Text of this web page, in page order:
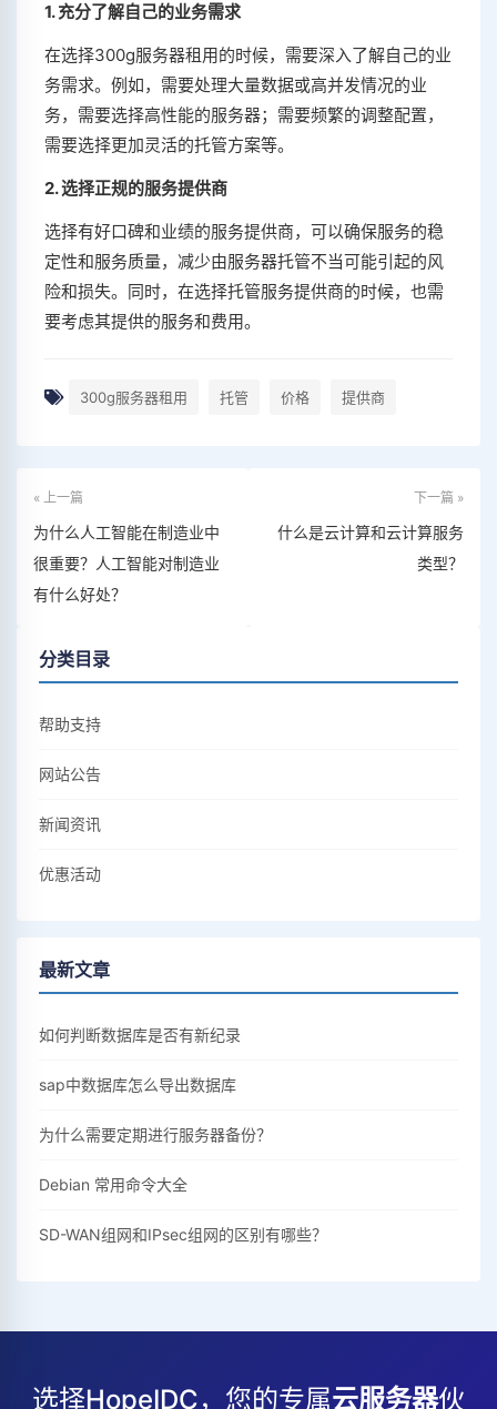
1. 充分了解自己的业务需求
在选择300g服务器租用的时候，需要深入了解自己的业
务需求。例如，需要处理大量数据或高并发情况的业
务，需要选择高性能的服务器；需要频繁的调整配置，
需要选择更加灵活的托管方案等。
2. 选择正规的服务提供商
选择有好口碑和业绩的服务提供商，可以确保服务的稳
定性和服务质量，减少由服务器托管不当可能引起的风
险和损失。同时，在选择托管服务提供商的时候，也需
要考虑其提供的服务和费用。
300g服务器租用 托管 价格 提供商
« 上一篇
为什么人工智能在制造业中
很重要？人工智能对制造业
有什么好处？
下一篇 »
什么是云计算和云计算服务
类型？
分类目录
帮助支持
网站公告
新闻资讯
优惠活动
最新文章
如何判断数据库是否有新纪录
sap中数据库怎么导出数据库
为什么需要定期进行服务器备份？
Debian 常用命令大全
SD-WAN组网和IPsec组网的区别有哪些？
选择HopeIDC，您的专属云服务器伙